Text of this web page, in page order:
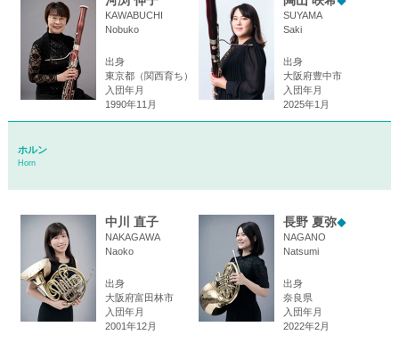
KAWABUCHI
Nobuko
出身
東京都（関西育ち）
入団年月
1990年11月
SUYAMA
Saki
出身
大阪府豊中市
入団年月
2025年1月
ホルン
Horn
中川 直子
NAKAGAWA
Naoko
出身
大阪府富田林市
入団年月
2001年12月
長野 夏弥◆
NAGANO
Natsumi
出身
奈良県
入団年月
2022年2月